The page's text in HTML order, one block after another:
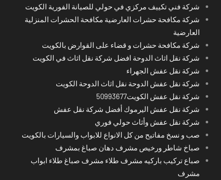
شركة فني تكييف مركزي في حولي للصيانة الفورية الكويت
شركة مكافحة حشرات العارضية مكافحة الحشرات المنزلية
العارضية
شركة مكافحة حشرات و قضاء على القوارض بالكويت
شركة نقل اثاث الدوحة افضل شركة نقل اثاث في الكويت
شركة نقل عفش الجهراء
شركة نقل عفش الدوحة نقل اثاث الدوحة الكويت
شركة نقل عفش الكويت50993677
شركة نقل عفش اليرموك أفضل شركة نقل عفش
شركة نقل عفش وأثاث حولي فوري
صب و نسخ مفاتيح من كل الانواع للابواب والسيارات بالكويت
صباخ شاطر ورخيص مشرف دهان صباغ بمشرف
صباع تركيب باركيه مشرف طلاء مشرف صباغ طلاء ابواب
مشرف